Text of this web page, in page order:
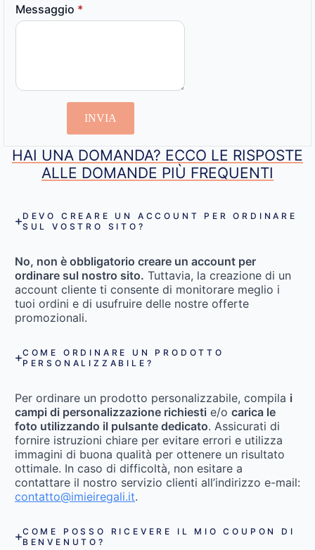
Messaggio *
INVIA
HAI UNA DOMANDA? ECCO LE RISPOSTE
ALLE DOMANDE PIÙ FREQUENTI
DEVO CREARE UN ACCOUNT PER ORDINARE
SUL VOSTRO SITO?
No, non è obbligatorio creare un account per
ordinare sul nostro sito. Tuttavia, la creazione di un
account cliente ti consente di monitorare meglio i
tuoi ordini e di usufruire delle nostre offerte
promozionali.
COME ORDINARE UN PRODOTTO
PERSONALIZZABILE?
Per ordinare un prodotto personalizzabile, compila i
campi di personalizzazione richiesti e/o carica le
foto utilizzando il pulsante dedicato. Assicurati di
fornire istruzioni chiare per evitare errori e utilizza
immagini di buona qualità per ottenere un risultato
ottimale. In caso di difficoltà, non esitare a
contattare il nostro servizio clienti all’indirizzo e-mail:
contatto@imieiregali.it.
COME POSSO RICEVERE IL MIO COUPON DI
BENVENUTO?